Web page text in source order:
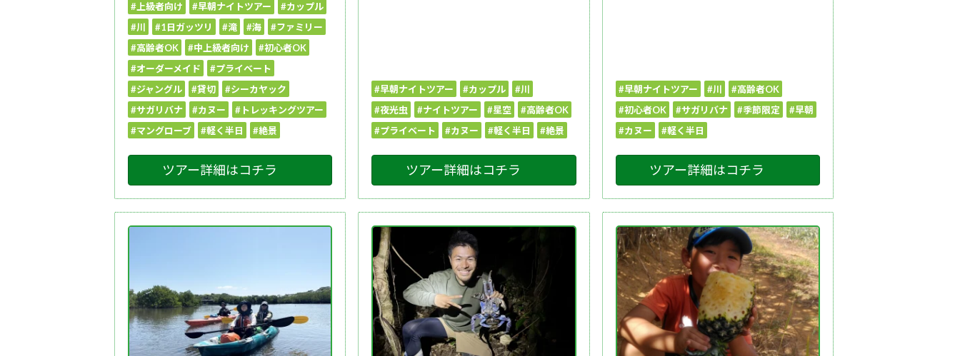
#上級者向け #早朝ナイトツアー
#カップル
#川
#1日ガッツリ #滝 #海
#ファミリー
#高齢者OK
#中上級者向け
#初心者OK
#オーダーメイド
#プライベート
#ジャングル
#貸切
#シーカヤック
#サガリバナ
#カヌー
#トレッキングツアー
#マングローブ
#軽く半日 #絶景
ツアー詳細はコチラ
#早朝ナイトツアー #カップル
#川
#夜光虫
#ナイトツアー #星空
#高齢者OK
#プライベート
#カヌー #軽く半日 #絶景
ツアー詳細はコチラ
#早朝ナイトツアー #川
#高齢者OK
#初心者OK
#サガリバナ #季節限定
#早朝
#カヌー
#軽く半日
ツアー詳細はコチラ